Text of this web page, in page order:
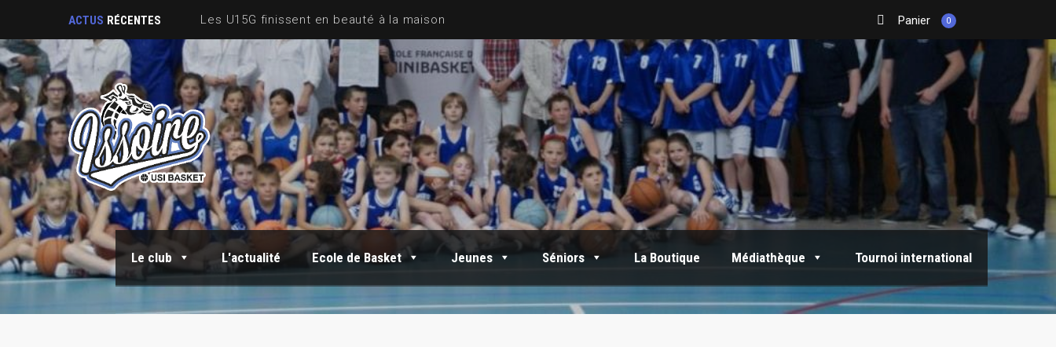
ACTUS RÉCENTES Panier 0
Le club L'actualité Ecole de Basket Jeunes Séniors La Boutique Médiathèque Tournoi international